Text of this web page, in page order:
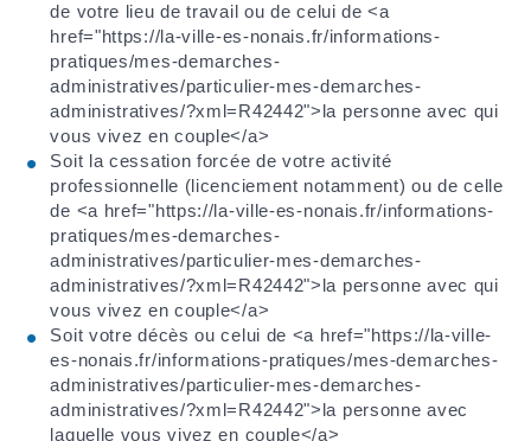
de votre lieu de travail ou de celui de <a
href="https://la-ville-es-nonais.fr/informations-
pratiques/mes-demarches-
administratives/particulier-mes-demarches-
administratives/?xml=R42442">la personne avec qui
vous vivez en couple</a>
Soit la cessation forcée de votre activité
professionnelle (licenciement notamment) ou de celle
de <a href="https://la-ville-es-nonais.fr/informations-
pratiques/mes-demarches-
administratives/particulier-mes-demarches-
administratives/?xml=R42442">la personne avec qui
vous vivez en couple</a>
Soit votre décès ou celui de <a href="https://la-ville-
es-nonais.fr/informations-pratiques/mes-demarches-
administratives/particulier-mes-demarches-
administratives/?xml=R42442">la personne avec
laquelle vous vivez en couple</a>